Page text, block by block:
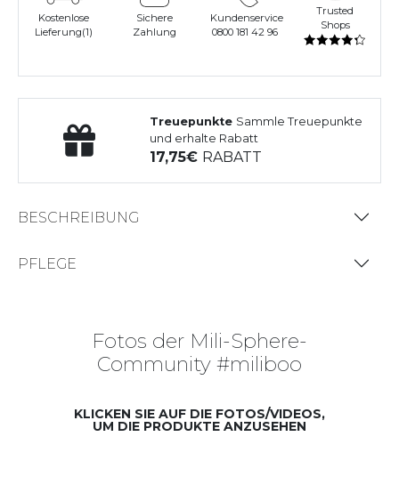
Kostenlose
Lieferung(1)
Sichere
Zahlung
Kundenservice
0800 181 42 96
Trusted
Shops
Treuepunkte Sammle Treuepunkte
und erhalte Rabatt
17,75 RABATT
BESCHREIBUNG
PFLEGE
Fotos der Mili-Sphere-
Community #miliboo
KLICKEN SIE AUF DIE FOTOS/VIDEOS,
UM DIE PRODUKTE ANZUSEHEN